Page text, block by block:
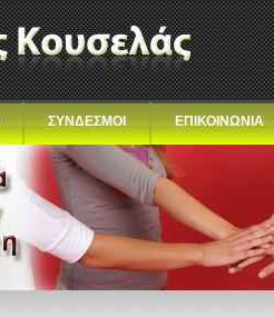
ΣΥΝΔΕΣΜΟΙ ΕΠΙΚΟΙΝΩΝΙΑ